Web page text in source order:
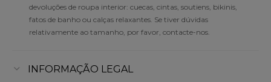
devoluções de roupa interior: cuecas, cintas, soutiens, bikinis,
fatos de banho ou calças relaxantes. Se tiver dúvidas
relativamente ao tamanho, por favor, contacte-nos.
INFORMAÇÃO LEGAL